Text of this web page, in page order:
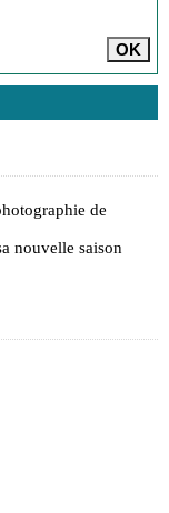
de
nouvelle saison